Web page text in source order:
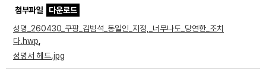
첨부파일
다운로드
성명_260430_쿠팡_김범석_동일인_지정,_너무나도_당연한_조치
다.hwp
성명서 헤드.jpg
노동상담
자료